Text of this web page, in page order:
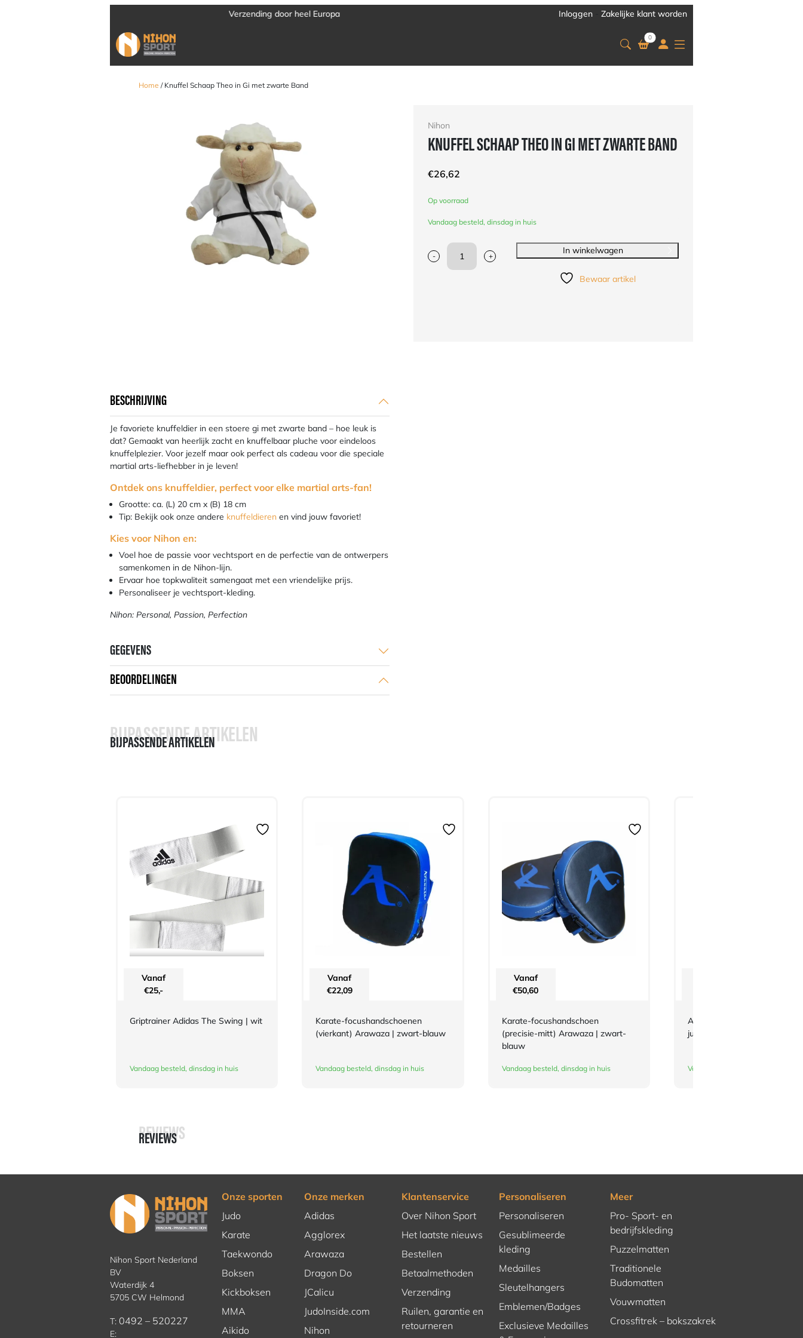
Inloggen Zakelijke klant worden
0
Home / Knuffel Schaap Theo in Gi met zwarte Band
Nihon
KNUFFEL SCHAAP THEO IN GI MET ZWARTE BAND
€26,62
Op voorraad
Vandaag besteld, dinsdag in huis
-
Knuffel
+
In winkelwagen
Bewaar artikel
BESCHRIJVING
Je favoriete knuffeldier in een stoere gi met zwarte band – hoe leuk is
dat? Gemaakt van heerlijk zacht en knuffelbaar pluche voor eindeloos
knuffelplezier. Voor jezelf maar ook perfect als cadeau voor die speciale
martial arts-liefhebber in je leven!
Ontdek ons knuffeldier, perfect voor elke martial arts-fan!
Grootte: ca. (L) 20 cm x (B) 18 cm
Tip: Bekijk ook onze andere knuffeldieren en vind jouw favoriet!
Kies voor Nihon en:
Voel hoe de passie voor vechtsport en de perfectie van de ontwerpers
samenkomen in de Nihon-lijn.
Ervaar hoe topkwaliteit samengaat met een vriendelijke prijs.
Personaliseer je vechtsport-kleding.
Nihon: Personal, Passion, Perfection
GEGEVENS
BEOORDELINGEN
BIJPASSENDE ARTIKELEN
BIJPASSENDE ARTIKELEN
Vanaf
€25,-
Griptrainer Adidas The Swing | wit
Vandaag besteld, dinsdag in huis
Vanaf
€22,09
Karate-focushandschoenen
(vierkant) Arawaza | zwart-blauw
Vandaag besteld, dinsdag in huis
Vanaf
€50,60
Karate-focushandschoen
(precisie-mitt) Arawaza | zwart-
blauw
Vandaag besteld, dinsdag in huis
Adidas-schouderlabels voor je
judopak | Belgische vlag
Vandaag besteld, dinsdag in huis
REVIEWS
REVIEWS
Nihon Sport Nederland
BV
Waterdijk 4
5705 CW Helmond
T: 0492 – 520227
E:
Onze sporten
Judo
Karate
Taekwondo
Boksen
Kickboksen
MMA
Aikido
Onze merken
Adidas
Agglorex
Arawaza
Dragon Do
JCalicu
JudoInside.com
Nihon
Klantenservice
Over Nihon Sport
Het laatste nieuws
Bestellen
Betaalmethoden
Verzending
Ruilen, garantie en
retourneren
Personaliseren
Personaliseren
Gesublimeerde
kleding
Medailles
Sleutelhangers
Emblemen/Badges
Exclusieve Medailles
Meer
Pro- Sport- en
bedrijfskleding
Puzzelmatten
Traditionele
Budomatten
Vouwmatten
Crossfitrek – bokszakrek